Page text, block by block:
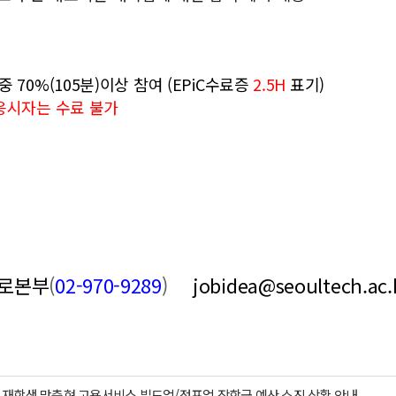
70%(105분)이상 참여 (EPiC수료증 2.5H 표기)
시자는 수료 불가
본부(02-970-9289)